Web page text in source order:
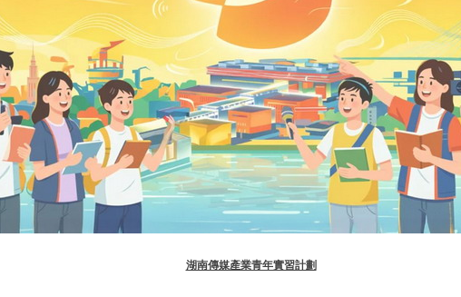
湖南傳媒產業青年實習計劃